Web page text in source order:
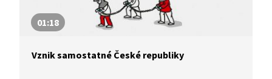
01:18
Vznik samostatné České republiky